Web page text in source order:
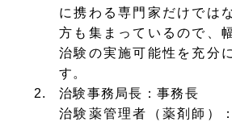
に携わる専門家だけでは
方も集まっているので、
治験の実施可能性を充分
す。
治験事務局長：事務長
治験薬管理者（薬剤師）